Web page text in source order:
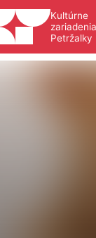
Kultúrne
zariadenia
Petržalky